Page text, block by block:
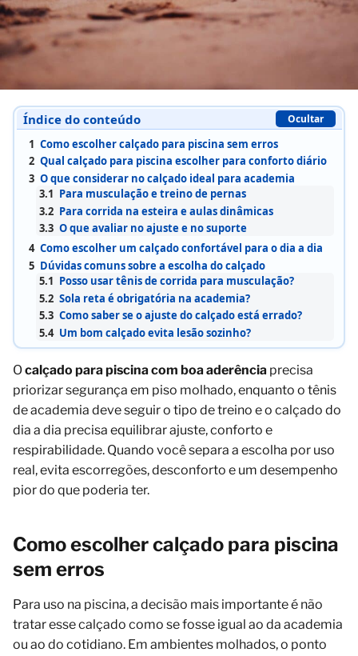
Índice do conteúdo Ocultar
1 Como escolher calçado para piscina sem erros
2 Qual calçado para piscina escolher para conforto diário
3 O que considerar no calçado ideal para academia
3.1 Para musculação e treino de pernas
3.2 Para corrida na esteira e aulas dinâmicas
3.3 O que avaliar no ajuste e no suporte
4 Como escolher um calçado confortável para o dia a dia
5 Dúvidas comuns sobre a escolha do calçado
5.1 Posso usar tênis de corrida para musculação?
5.2 Sola reta é obrigatória na academia?
5.3 Como saber se o ajuste do calçado está errado?
5.4 Um bom calçado evita lesão sozinho?
Ocalçado para piscina com boa aderência precisa
priorizar segurança em piso molhado, enquanto o tênis
de academia deve seguir o tipo de treino e o calçado do
dia a dia precisa equilibrar ajuste, conforto e
respirabilidade. Quando você separa a escolha por uso
real, evita escorregões, desconforto e um desempenho
pior do que poderia ter.
Como escolher calçado para piscina
sem erros
Para uso na piscina, a decisão mais importante é não
tratar esse calçado como se fosse igual ao da academia
ou ao do cotidiano. Em ambientes molhados, o ponto